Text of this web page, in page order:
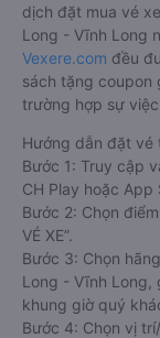
dịch đặt mua vé
Long - Vĩnh Long
Vexere.com đều
sách tặng coupon
trường hợp sự việc.
Hướng dẫn đặt vé
Bước 1: Truy cập
CH Play hoặc App
Bước 2: Chọn
VÉ XE”.
Bước 3: Chọn
Long - Vĩnh Long,
khung giờ quý
Bước 4: Chọn vị